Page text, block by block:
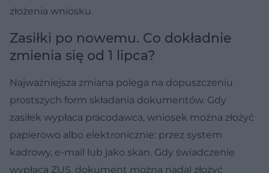
złożenia wniosku.
Zasiłki po nowemu. Co dokładnie
zmienia się od 1 lipca?
Najważniejsza zmiana polega na dopuszczeniu
prostszych form składania dokumentów. Gdy
zasiłek wypłaca pracodawca, wniosek można złożyć
papierowo albo elektronicznie: przez system
kadrowy, e-mail lub jako skan. Gdy świadczenie
wypłaca ZUS, dokument można nadal złożyć